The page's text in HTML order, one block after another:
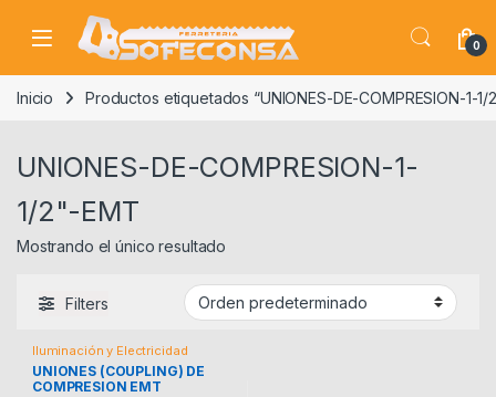
Skip to navigation
Skip to content
0
Inicio Productos etiquetados “UNIONES-DE-COMPRESION-1-1/
UNIONES-DE-COMPRESION-1-
1/2"-EMT
Mostrando el único resultado
Filters
Iluminación y Electricidad
UNIONES (COUPLING) DE
COMPRESION EMT